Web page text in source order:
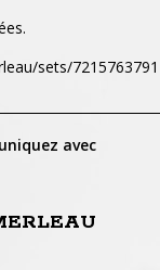
sets/
avec